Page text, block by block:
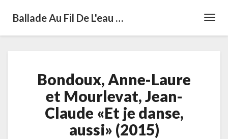
Ballade Au Fil De L'eau …
Anne-
Laure
et
Mourlevat,
Jean-
Claude
Bondoux, Anne-Laure
et Mourlevat, Jean-
Claude «Et je danse,
aussi» (2015)